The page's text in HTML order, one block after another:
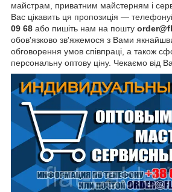
майстрам, приватним майстерням і
Вас цікавить ця пропозиція —
09 68 або пишіть нам на пошту
обов'язково зв'яжемося з Вами
обговорення умов співпраці, а також
персональну оптову ціну. Чекаємо від